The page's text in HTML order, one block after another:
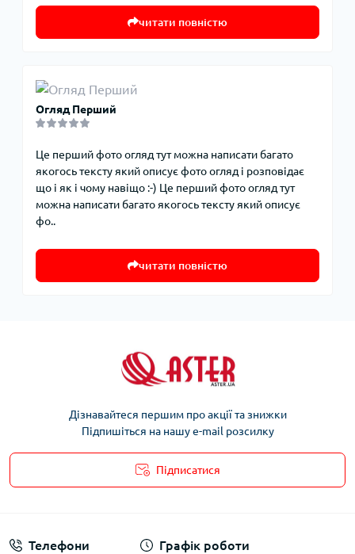
читати повністю
Огляд Перший
Це перший фото огляд тут можна написати багато
якогось тексту який описує фото огляд і розповідає
що і як і чому навіщо :-) Це перший фото огляд тут
можна написати багато якогось тексту який описує
фо..
читати повністю
Дізнавайтеся першим про акції та знижки
Підпишіться на нашу e-mail розсилку
Підписатися
Телефони Графік роботи